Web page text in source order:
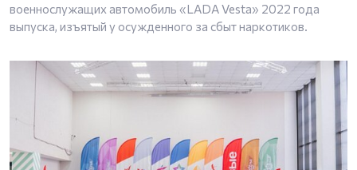
военнослужащих автомобиль «LADA Vesta» 2022 года
выпуска, изъятый у осужденного за сбыт наркотиков.